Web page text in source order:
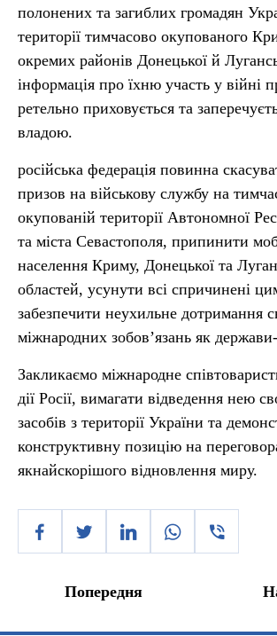
полонених та загиблих громадян
території тимчасово окупованого
окремих районів Донецької й
інформація про їхню участь у війні
ретельно приховується та
владою.
російська федерація повинна
призов на військову службу на
окупованій території Автономної
та міста Севастополя, припинити
населення Криму, Донецької та
областей, усунути всі спричинені
забезпечити неухильне дотримання
міжнародних зобов’язань як
Закликаємо міжнародне
дії Росії, вимагати відведення нею
засобів з території України та
конструктивну позицію на
якнайскорішого відновлення миру.
Попередня